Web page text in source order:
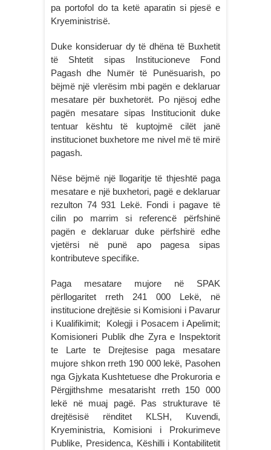
pa portofol do ta ketë aparatin si pjesë e
Kryeministrisë.
Duke konsideruar dy të dhëna të Buxhetit
të Shtetit sipas Institucioneve Fond
Pagash dhe Numër të Punësuarish, po
bëjmë një vlerësim mbi pagën e deklaruar
mesatare për buxhetorët. Po njësoj edhe
pagën mesatare sipas Institucionit duke
tentuar kështu të kuptojmë cilët janë
institucionet buxhetore me nivel më të mirë
pagash.
Nëse bëjmë një llogaritje të thjeshtë paga
mesatare e një buxhetori, pagë e deklaruar
rezulton 74 931 Lekë. Fondi i pagave të
cilin po marrim si referencë përfshinë
pagën e deklaruar duke përfshirë edhe
vjetërsi në punë apo pagesa sipas
kontributeve specifike.
Paga mesatare mujore në SPAK
përllogaritet rreth 241 000 Lekë, në
institucione drejtësie si Komisioni i Pavarur
i Kualifikimit; Kolegji i Posacem i Apelimit;
Komisioneri Publik dhe Zyra e Inspektorit
te Larte te Drejtesise paga mesatare
mujore shkon rreth 190 000 lekë, Pasohen
nga Gjykata Kushtetuese dhe Prokuroria e
Përgjithshme mesatarisht rreth 150 000
lekë në muaj pagë. Pas strukturave të
drejtësisë rënditet KLSH, Kuvendi,
Kryeministria, Komisioni i Prokurimeve
Publike, Presidenca, Këshilli i Kontabilitetit